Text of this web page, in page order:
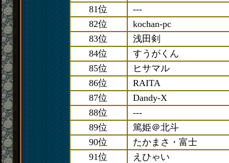
81位
---
82位
kochan-pc
83位
浅田剣
84位
すうがくん
85位
ヒサマル
86位
RAITA
87位
Dandy-X
88位
---
89位
篤姫＠北斗
90位
たかまさ・富士
91位
えひゃい